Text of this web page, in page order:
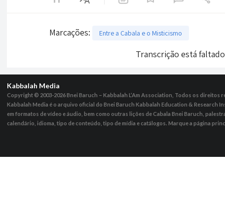
Marcações: Entre a Cabala e o Misticismo
Transcrição está
Kabbalah Media
Copyright © 2003-2026Bnei Baruch – Kabbalah L’Am Association, Todos os direitos
Kabbalah Media é o arquivo oficial do Bnei Baruch Kabbalah Education & Research
em formatos de vídeo e áudio, bem como outras lições de Cabala Bnei Baruch,
calendário, idioma, tipo de conteúdo, tipo de mídia e catálogos. Marque a página